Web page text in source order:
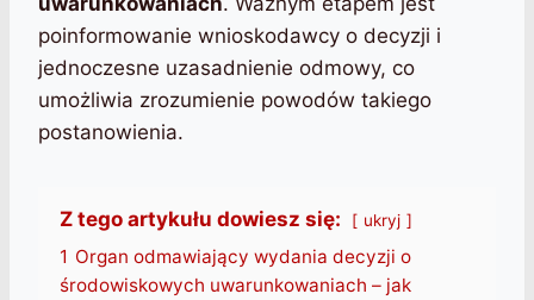
poinformowanie wnioskodawcy o decyzji i
jednoczesne uzasadnienie odmowy, co
umożliwia zrozumienie powodów takiego
postanowienia.
Z tego artykułu dowiesz się: ukryj
1 Organ odmawiający wydania decyzji o
środowiskowych uwarunkowaniach – jak